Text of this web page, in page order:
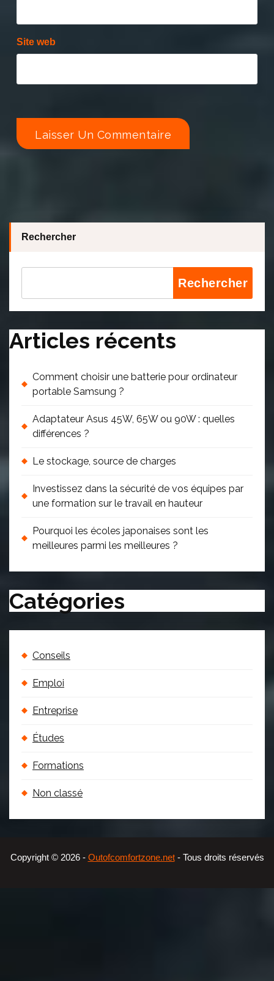
Site web
Rechercher
Rechercher
Articles récents
Comment choisir une batterie pour ordinateur
portable Samsung ?
Adaptateur Asus 45W, 65W ou 90W : quelles
différences ?
Le stockage, source de charges
Investissez dans la sécurité de vos équipes par
une formation sur le travail en hauteur
Pourquoi les écoles japonaises sont les
meilleures parmi les meilleures ?
Catégories
Conseils
Emploi
Entreprise
Études
Formations
Non classé
Copyright © 2026 - Outofcomfortzone.net- Tous droits réservés